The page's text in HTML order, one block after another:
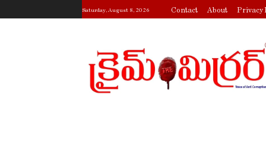
Saturday, August 8, 2026 Contact About Privacy